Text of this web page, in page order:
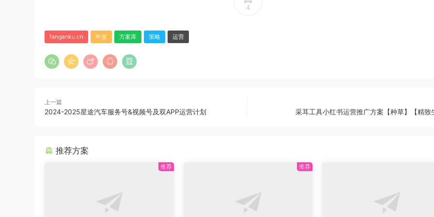
4
fanganku.cn 年度 方案库 策略 运营
上一篇
2024-2025星途汽车服务号&视频号及双APP运营计划 采耳工具小红书运营推广方案【种草】【精致
推荐方案